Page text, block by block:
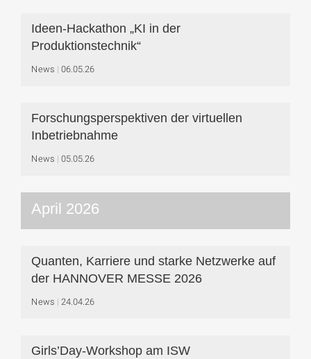
Ideen-Hackathon „KI in der
Produktionstechnik“
News 06.05.26
Forschungsperspektiven der virtuellen
Inbetriebnahme
News 05.05.26
April 2026
Quanten, Karriere und starke Netzwerke auf
der HANNOVER MESSE 2026
News 24.04.26
Girls’Day-Workshop am ISW